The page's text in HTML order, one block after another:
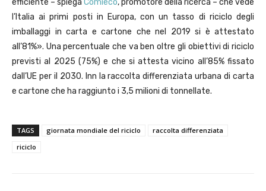
l’Italia ai primi posti in Europa, con un tasso di riciclo degli
imballaggi in carta e cartone che nel 2019 si è attestato
all’81%». Una percentuale che va ben oltre gli obiettivi di riciclo
previsti al 2025 (75%) e che si attesta vicino all’85% fissato
dall’UE per il 2030. Inn la raccolta differenziata urbana di carta
e cartone che ha raggiunto i 3,5 milioni di tonnellate.
TAGS giornata mondiale del riciclo
raccolta differenziata
riciclo